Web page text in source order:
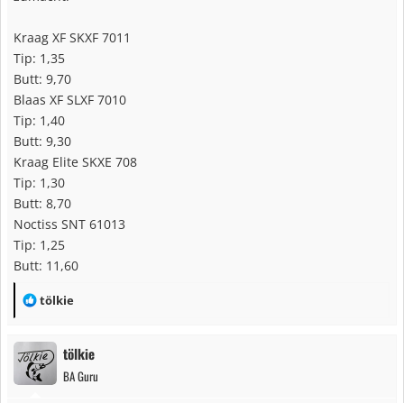
Kraag XF SKXF 7011
Tip: 1,35
Butt: 9,70
Blaas XF SLXF 7010
Tip: 1,40
Butt: 9,30
Kraag Elite SKXE 708
Tip: 1,30
Butt: 8,70
Noctiss SNT 61013
Tip: 1,25
Butt: 11,60
R
a
k
t
tölkie
tölkie
BA Guru